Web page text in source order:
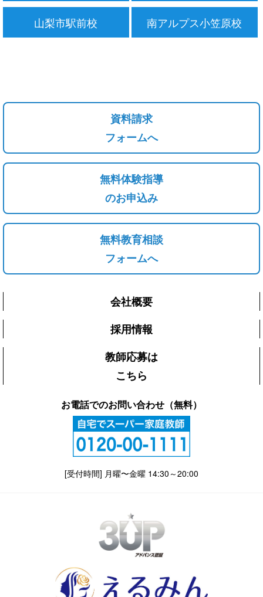
山梨市駅前校 南アルプス小笠原校
資料請求
フォームへ
無料体験指導
のお申込み
無料教育相談
フォームへ
会社概要
採用情報
教師応募は
こちら
お電話でのお問い合わせ（無料）
[受付時間] 月曜〜金曜 14:30～20:00